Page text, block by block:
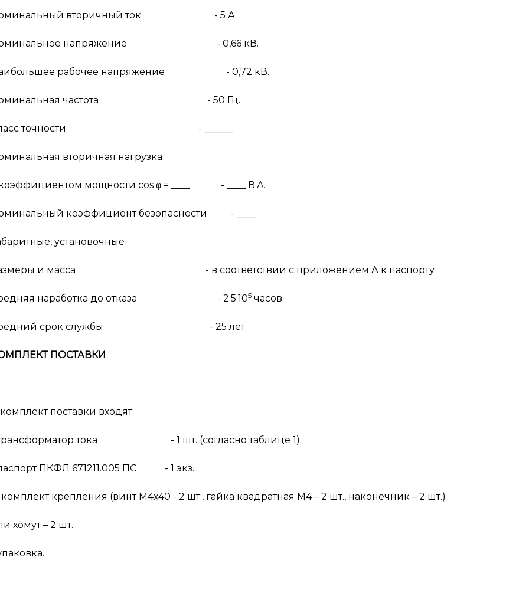
вторичный ток - 5 А.
напряжение - 0,66 кВ.
рабочее напряжение - 0,72 кВ.
частота - 50 Гц.
точности - ______
вторичная нагрузка
мощности cos φ = ____ - ____ В·А.
коэффициент безопасности - ____
установочные
и масса - в соответствии с приложением А к паспорту
наработка до отказа - 2.5·105 часов.
срок службы - 25 лет.
ПОСТАВКИ
поставки входят:
тока - 1 шт. (согласно таблице 1);
ПКФЛ 671211.005 ПС - 1 экз.
крепления (винт М4х40 - 2 шт., гайка квадратная М4 – 2 шт., наконечник – 2 шт.)
хомут – 2 шт.